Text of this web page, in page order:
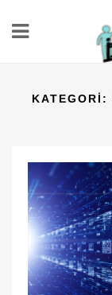
KATEGORI: